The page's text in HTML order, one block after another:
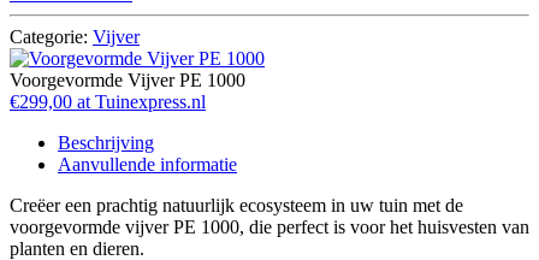
Categorie: Vijver
Voorgevormde Vijver PE 1000
€299,00 at Tuinexpress.nl
Beschrijving
Aanvullende informatie
Creëer een prachtig natuurlijk ecosysteem in uw tuin met de
voorgevormde vijver PE 1000, die perfect is voor het huisvesten van
planten en dieren.